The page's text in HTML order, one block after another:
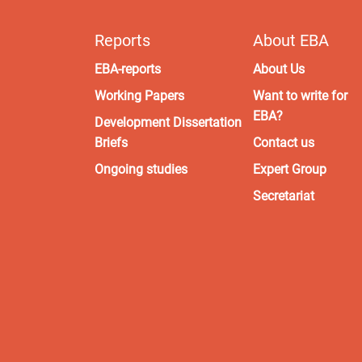
Reports
EBA-reports
Working Papers
Development Dissertation
Briefs
Ongoing studies
About EBA
About Us
Want to write for
EBA?
Contact us
Expert Group
Secretariat